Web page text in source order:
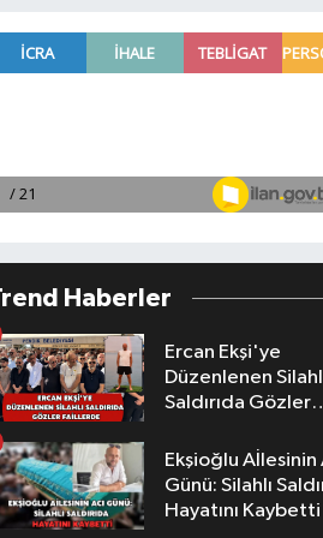
Haberler
Ercan Ekşi'ye
Düzenlenen
Saldırıda Gözler
Ekşioğlu Aİlesinin
Günü: Silahlı
Hayatını Kaybetti